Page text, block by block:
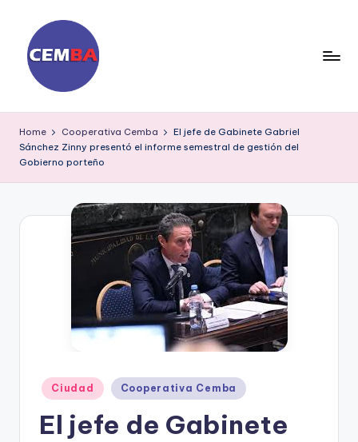
content
ia
ri
o
C
Home Cooperativa Cemba
El jefe de Gabinete Gabriel
Sánchez Zinny presentó el informe semestral de gestión del
Gobierno porteño
Posted
in
Ciudad Cooperativa Cemba
El jefe de Gabinete